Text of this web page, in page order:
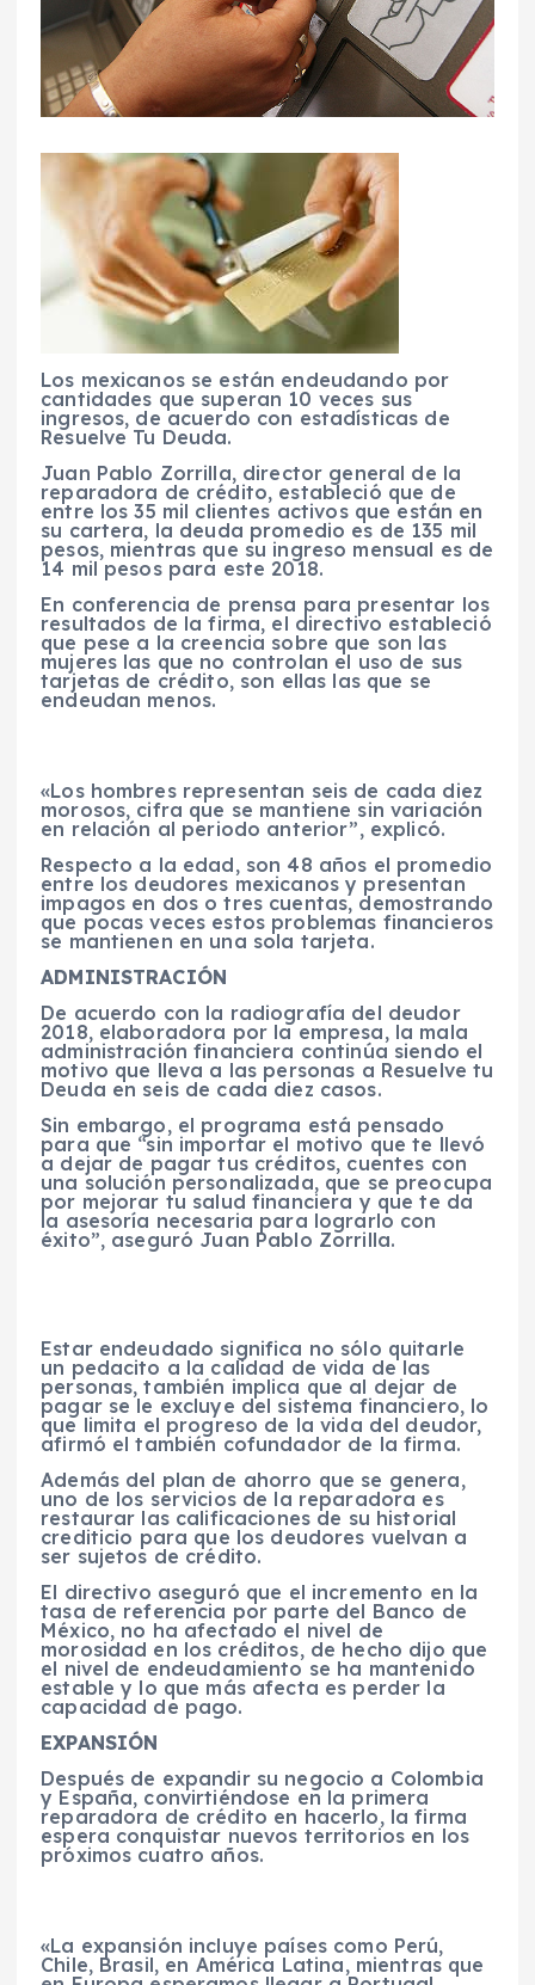
Los mexicanos se están endeudando por
cantidades que superan 10 veces sus
ingresos, de acuerdo con estadísticas de
Resuelve Tu Deuda.
Juan Pablo Zorrilla, director general de la
reparadora de crédito, estableció que de
entre los 35 mil clientes activos que están en
su cartera, la deuda promedio es de 135 mil
pesos, mientras que su ingreso mensual es de
14 mil pesos para este 2018.
En conferencia de prensa para presentar los
resultados de la firma, el directivo estableció
que pese a la creencia sobre que son las
mujeres las que no controlan el uso de sus
tarjetas de crédito, son ellas las que se
endeudan menos.
«Los hombres representan seis de cada diez
morosos, cifra que se mantiene sin variación
en relación al periodo anterior”, explicó.
Respecto a la edad, son 48 años el promedio
entre los deudores mexicanos y presentan
impagos en dos o tres cuentas, demostrando
que pocas veces estos problemas financieros
se mantienen en una sola tarjeta.
ADMINISTRACIÓN
De acuerdo con la radiografía del deudor
2018, elaboradora por la empresa, la mala
administración financiera continúa siendo el
motivo que lleva a las personas a Resuelve tu
Deuda en seis de cada diez casos.
Sin embargo, el programa está pensado
para que “sin importar el motivo que te llevó
a dejar de pagar tus créditos, cuentes con
una solución personalizada, que se preocupa
por mejorar tu salud financiera y que te da
la asesoría necesaria para lograrlo con
éxito”, aseguró Juan Pablo Zorrilla.
Estar endeudado significa no sólo quitarle
un pedacito a la calidad de vida de las
personas, también implica que al dejar de
pagar se le excluye del sistema financiero, lo
que limita el progreso de la vida del deudor,
afirmó el también cofundador de la firma.
Además del plan de ahorro que se genera,
uno de los servicios de la reparadora es
restaurar las calificaciones de su historial
crediticio para que los deudores vuelvan a
ser sujetos de crédito.
El directivo aseguró que el incremento en la
tasa de referencia por parte del Banco de
México, no ha afectado el nivel de
morosidad en los créditos, de hecho dijo que
el nivel de endeudamiento se ha mantenido
estable y lo que más afecta es perder la
capacidad de pago.
EXPANSIÓN
Después de expandir su negocio a Colombia
y España, convirtiéndose en la primera
reparadora de crédito en hacerlo, la firma
espera conquistar nuevos territorios en los
próximos cuatro años.
«La expansión incluye países como Perú,
Chile, Brasil, en América Latina, mientras que